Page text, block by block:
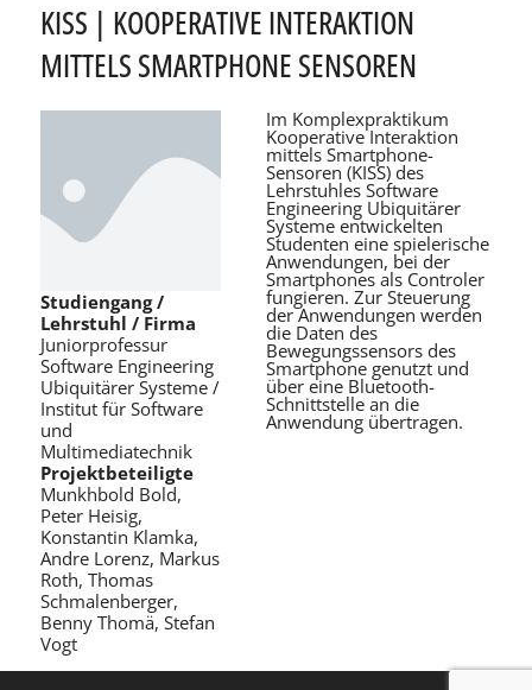
KISS | KOOPERATIVE INTERAKTION
MITTELS SMARTPHONE SENSOREN
Studiengang /
Lehrstuhl / Firma
Juniorprofessur
Software Engineering
Ubiquitärer Systeme /
Institut für Software
und
Multimediatechnik
Projektbeteiligte
Munkhbold Bold,
Peter Heisig,
Konstantin Klamka,
Andre Lorenz, Markus
Roth, Thomas
Schmalenberger,
Benny Thomä, Stefan
Vogt
Im Komplexpraktikum
Kooperative Interaktion
mittels Smartphone-
Sensoren (KISS) des
Lehrstuhles Software
Engineering Ubiquitärer
Systeme entwickelten
Studenten eine spielerische
Anwendungen, bei der
Smartphones als Controler
fungieren. Zur Steuerung
der Anwendungen werden
die Daten des
Bewegungssensors des
Smartphone genutzt und
über eine Bluetooth-
Schnittstelle an die
Anwendung übertragen.